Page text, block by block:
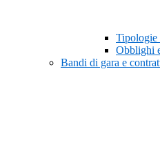
Obblighi
Bandi di gara e